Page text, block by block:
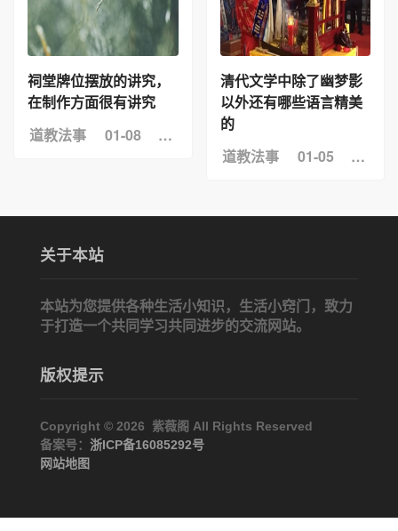
祠堂牌位摆放的讲究，
在制作方面很有讲究
道教法事
01-08 浏览：21
清代文学中除了幽梦影
以外还有哪些语言精美
的
道教法事
01-05 浏览
关于本站
本站为您提供各种生活小知识，生活小窍门，致力
于打造一个共同学习共同进步的交流网站。
版权提示
Copyright © 2026 紫薇阁 All Rights Reserved
备案号： 浙ICP备16085292号
网站地图